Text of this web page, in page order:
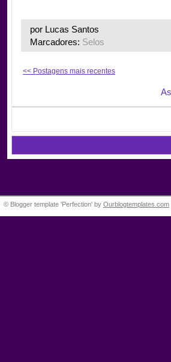
por Lucas Santos
Marcadores: Selos
<< Postagens mais recentes
© Blogger template 'Perfection' by Ourblogtemplates.com